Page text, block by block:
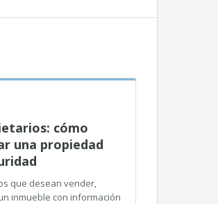
cómo
una propiedad
que desean vender,
inmueble con información